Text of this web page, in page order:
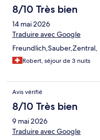
8/10 Très bien
14 mai 2026
Traduire avec Google
Freundlich,Sauber,Zentral,
Robert, séjour de 3 nuits
Avis vérifié
8/10 Très bien
9 mai 2026
Traduire avec Google